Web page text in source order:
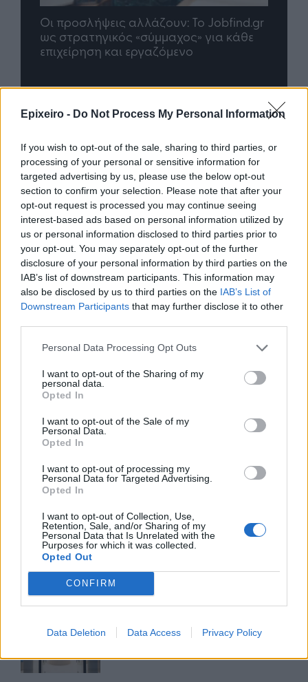
Epixeiro - Do Not Process My Personal Information
If you wish to opt-out of the sale, sharing to third parties, or
processing of your personal or sensitive information for
targeted advertising by us, please use the below opt-out
section to confirm your selection. Please note that after your
opt-out request is processed you may continue seeing
interest-based ads based on personal information utilized by
us or personal information disclosed to third parties prior to
your opt-out. You may separately opt-out of the further
disclosure of your personal information by third parties on the
IAB’s list of downstream participants. This information may
also be disclosed by us to third parties on the IAB’s List of
Downstream Participants that may further disclose it to other
Personal Data Processing Opt Outs
I want to opt-out of the Sharing of my
personal data.
Opted In
I want to opt-out of the Sale of my
Personal Data.
Opted In
I want to opt-out of processing my
Personal Data for Targeted Advertising.
Opted In
I want to opt-out of Collection, Use,
Retention, Sale, and/or Sharing of my
Personal Data that Is Unrelated with the
Purposes for which it was collected.
Opted Out
CONFIRM
Data Deletion Data Access Privacy Policy
Οι προσλήψεις αλλάζουν: To Jobfind.gr
ως στρατηγικός «σύμμαχος» για κάθε
επιχείρηση και εργαζόμενο
Περισσότερα από το
Η ERGO επιβράβευσε και φέτος
τους συνεργάτες του Εταιρικού
της Δικτύου διοργανώνοντας
ταξίδια στην Πράγα και το
Καρπενήσι
30/07/26| 16:46
yachting δίνει ραντεβού στο
Οκτωβρίου 2026
ENTERPRISE GREECE και
ΣΕΠΕΕ ένωσαν δυνάμεις για την
ένδυσης – κλωστοϋφαντουργίας
30/07/26|13:16
Η νέα ευρωπαϊκή έκθεση για την
ψηφιακή υγεία ανοίγει τις πύλες
της στο Βερολίνο από τις 26 έως
τις 28 Οκτωβρίου
29/07/26|15:21
Η ena athletics συνεργάζεται με
29/07/26|12:23